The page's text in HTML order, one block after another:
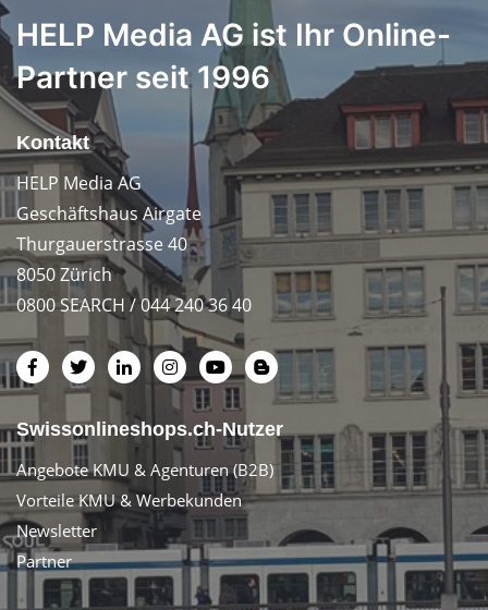
HELP Media AG ist Ihr Online-
Partner seit 1996
Kontakt
HELP Media AG
Geschäftshaus Airgate
Thurgauerstrasse 40
8050 Zürich
0800 SEARCH / 044 240 36 40
Swissonlineshops.ch-Nutzer
Angebote KMU & Agenturen (B2B)
Vorteile KMU & Werbekunden
Newsletter
Partner